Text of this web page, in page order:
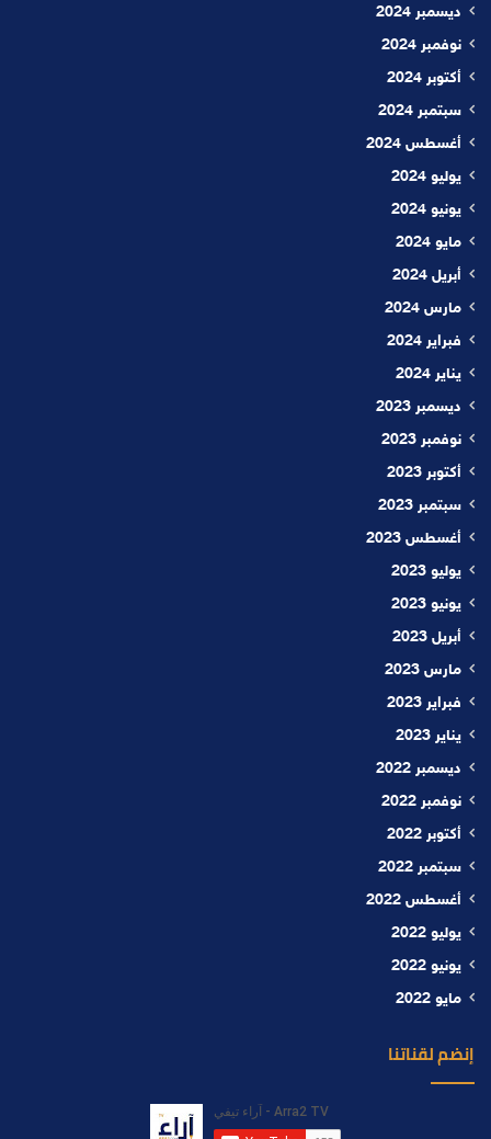
ديسمبر 2024
نوفمبر 2024
أكتوبر 2024
سبتمبر 2024
أغسطس 2024
يوليو 2024
يونيو 2024
مايو 2024
أبريل 2024
مارس 2024
فبراير 2024
يناير 2024
ديسمبر 2023
نوفمبر 2023
أكتوبر 2023
سبتمبر 2023
أغسطس 2023
يوليو 2023
يونيو 2023
أبريل 2023
مارس 2023
فبراير 2023
يناير 2023
ديسمبر 2022
نوفمبر 2022
أكتوبر 2022
سبتمبر 2022
أغسطس 2022
يوليو 2022
يونيو 2022
مايو 2022
إنضم لقناتنا